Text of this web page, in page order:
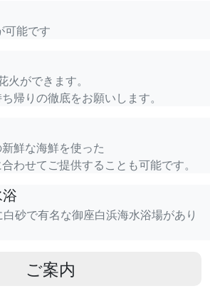
可能です
ができます。
帰りの徹底をお願いします。
鮮な海鮮を使った
わせてご提供することも可能です。
砂で有名な御座白浜海水浴場があり
ご案内